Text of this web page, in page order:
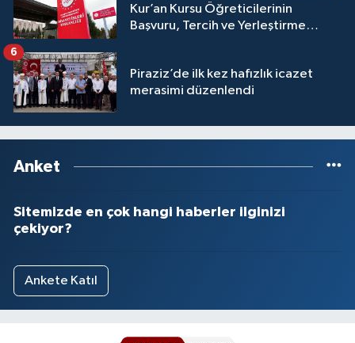
Kur’an Kursu Öğreticilerinin
Başvuru, Tercih ve Yerleştirme
Piraziz’de ilk kez hafızlık icazet
merasimi düzenlendi
6
Anket
Sitemizde en çok hangi haberler ilginizi
çekiyor?
Ankete Katıl